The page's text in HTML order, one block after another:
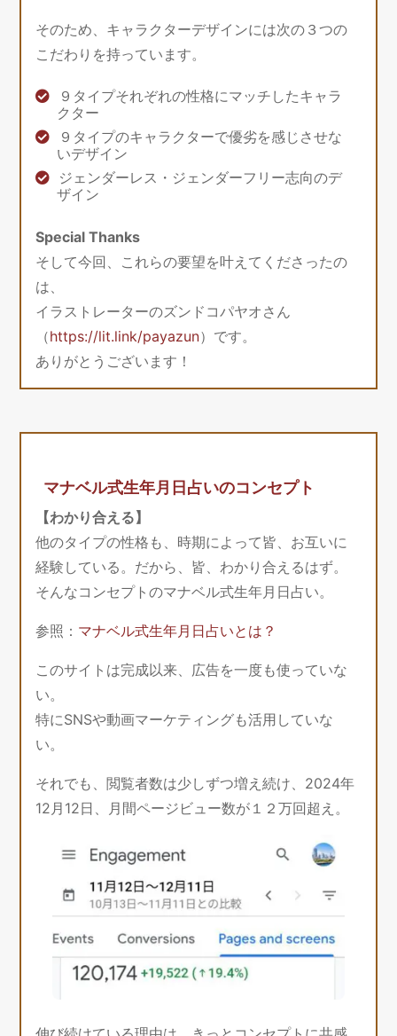
そのため、キャラクターデザインには次の３つの
こだわりを持っています。
９タイプそれぞれの性格にマッチしたキャラ
クター
９タイプのキャラクターで優劣を感じさせな
いデザイン
ジェンダーレス・ジェンダーフリー志向のデ
ザイン
Special Thanks
そして今回、これらの要望を叶えてくださったの
は、
イラストレーターのズンドコパヤオさん
（https://lit.link/payazun）です。
ありがとうございます！
マナベル式生年月日占いのコンセプト
【わかり合える】
他のタイプの性格も、時期によって皆、お互いに
経験している。だから、皆、わかり合えるはず。
そんなコンセプトのマナベル式生年月日占い。
参照： マナベル式生年月日占いとは？
このサイトは完成以来、広告を一度も使っていな
い。
特にSNSや動画マーケティングも活用していな
い。
それでも、閲覧者数は少しずつ増え続け、2024年
12月12日、月間ページビュー数が１２万回超え。